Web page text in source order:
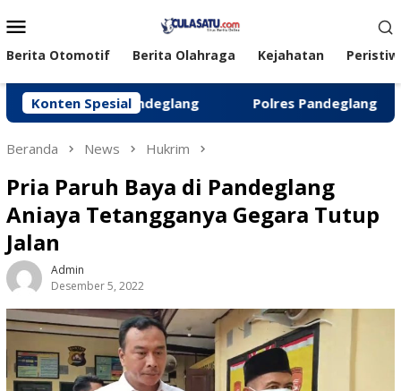
ke
kontenMobile
Berita Otomotif Berita Olahraga Kejahatan
Konten Spesial
di Pandeglang ‎Polres Pandeglang Kembalikan
Beranda News Hukrim
Pria Paruh Baya di Pandeglang
Aniaya Tetangganya Gegara Tutup
Jalan
Admin
Desember 5, 2022